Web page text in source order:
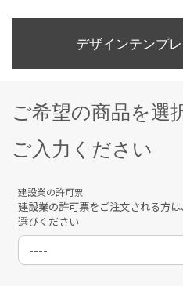
デザインテンプ
ご希望の商品を選
ご入力ください